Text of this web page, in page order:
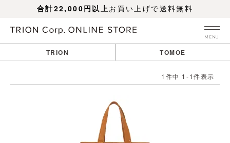
合計22,000円以上お買い上げで送料無料
MENU
TRION TOMOE
1 件中 1 -1件表示